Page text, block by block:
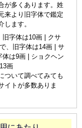
が多くあります。姓
来より旧字体で鑑定
ます。
字体は10画 | クサ
、旧字体は14画 | サ
は9画 | ショクヘン
画
ついて調べてみても
イトが多数ありま